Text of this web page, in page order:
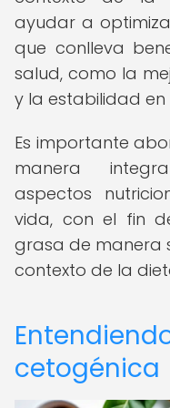
ayudar a
que conlleva
salud, como la
y la estabilidad en
Es importante
manera
aspectos
vida, con el fin
grasa de manera
contexto de la
cetogénica